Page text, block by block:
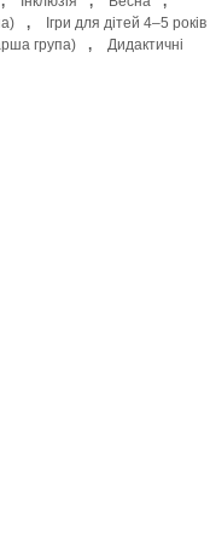
,
Ігри для дітей 4–5 років
група) ,
Дидактичні